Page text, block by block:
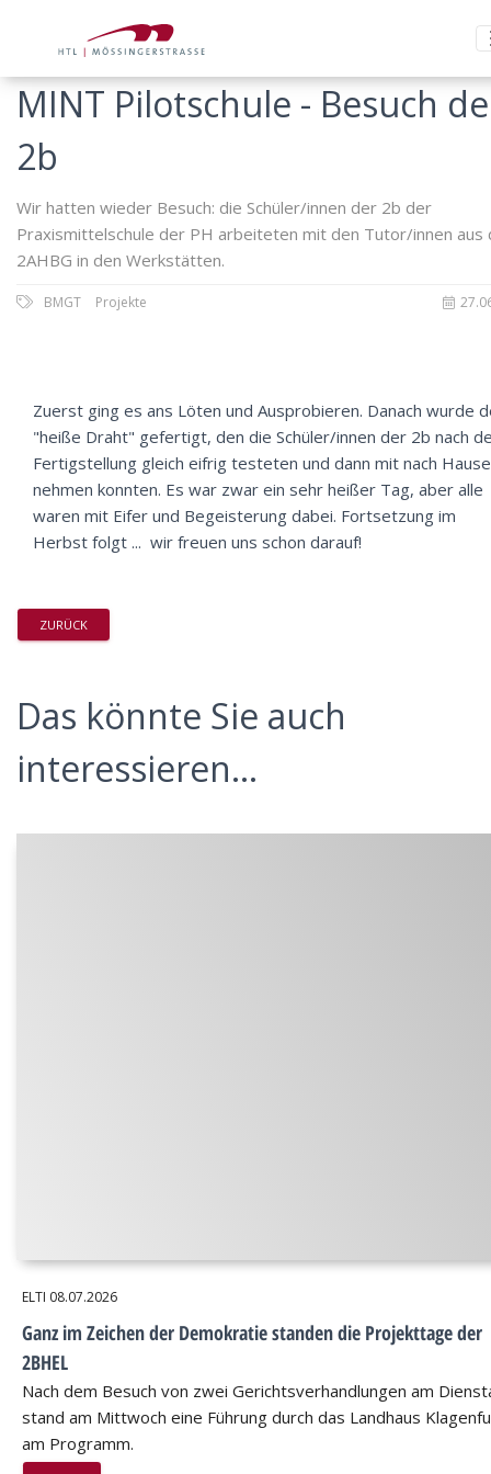
MINT Pilotschule - Besuch
2b
Wir hatten wieder Besuch: die Schüler/innen der 2b der
Praxismittelschule der PH arbeiteten mit den Tutor/innen aus
2AHBG in den Werkstätten.
BMGT Projekte
Zuerst ging es ans Löten und Ausprobieren. Danach wurde
"heiße Draht" gefertigt, den die Schüler/innen der 2b nach
Fertigstellung gleich eifrig testeten und dann mit nach Hause
nehmen konnten. Es war zwar ein sehr heißer Tag, aber alle
waren mit Eifer und Begeisterung dabei. Fortsetzung im
Herbst folgt ... wir freuen uns schon darauf!
ZURÜCK
Das könnte Sie auch
interessieren...
ELTI 08.07.2026
Ganz im Zeichen der Demokratie standen die Projekttage der
2BHEL
Nach dem Besuch von zwei Gerichtsverhandlungen am
stand am Mittwoch eine Führung durch das Landhaus
am Programm.